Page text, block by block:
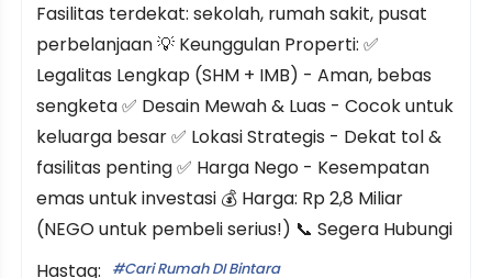
Fasilitas terdekat: sekolah, rumah sakit, pusat
perbelanjaan 💡 Keunggulan Properti: ✅
Legalitas Lengkap (SHM + IMB) - Aman, bebas
sengketa ✅ Desain Mewah & Luas - Cocok untuk
keluarga besar ✅ Lokasi Strategis - Dekat tol &
fasilitas penting ✅ Harga Nego - Kesempatan
emas untuk investasi 💰 Harga: Rp 2,8 Miliar
(NEGO untuk pembeli serius!) 📞 Segera Hubungi
Hastag:
Cari Rumah DI Bintara